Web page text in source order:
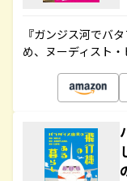
『ガンジス河でバ
め、ヌーディスト